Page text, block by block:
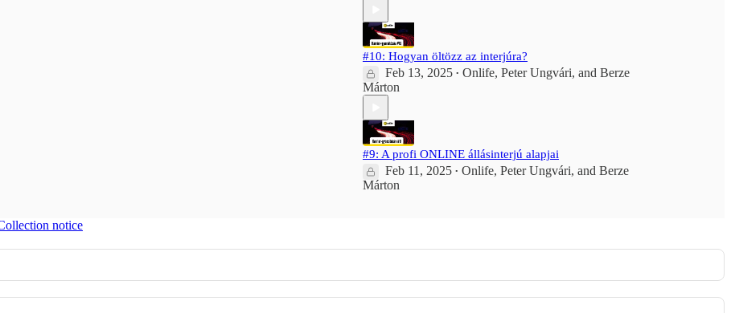
#10: Hogyan öltözz az interjúra?
Feb 13, 2025 • Onlife, Peter Ungvári, and Berze
Márton
#9: A profi ONLINE állásinterjú alapjai
Feb 11, 2025 • Onlife, Peter Ungvári, and Berze
Márton
notice